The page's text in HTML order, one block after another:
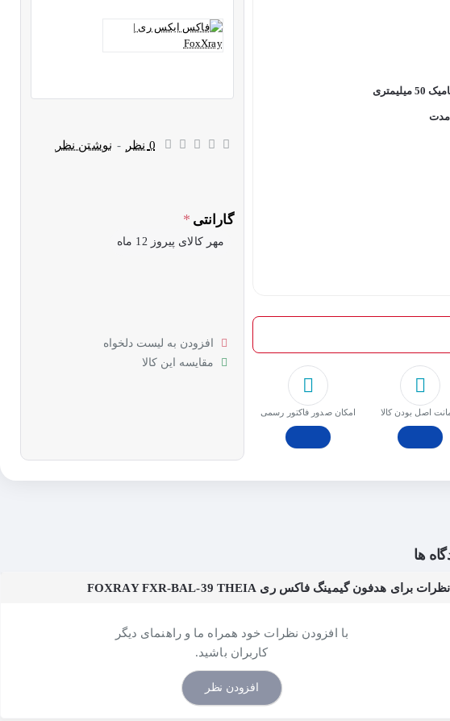
مدت
اﺻﻞ ﺑﻮدن ﮐﺎﻟﺎ امکان صدور فاکتور رسمی
0 نظر - نوشتن نظر
گارانتی
مهر کالای پیروز 12 ماه
افزودن به لیست دلخواه
مقایسه این کالا
ها
نظرات برای هدفون گیمینگ فاکس ری FOXRAY FXR-BAL-39 THEIA
با افزودن نظرات خود همراه ما و راهنمای دیگر
کاربران باشید.
افزودن نظر